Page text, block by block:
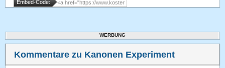
Embed-Code:
WERBUNG
Kommentare zu Kanonen Experiment